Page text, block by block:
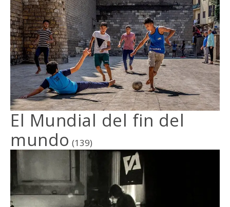
El Mundial del fin del
mundo (139)